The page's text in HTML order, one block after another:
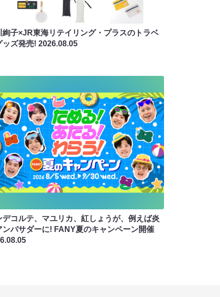
絢子×JR東海リテイリング・プラスのトラベ
ッズ発売! 2026.08.05
デコルテ、マユリカ、紅しょうが、例えば炎
ンバサダーに! FANY夏のキャンペーン開催